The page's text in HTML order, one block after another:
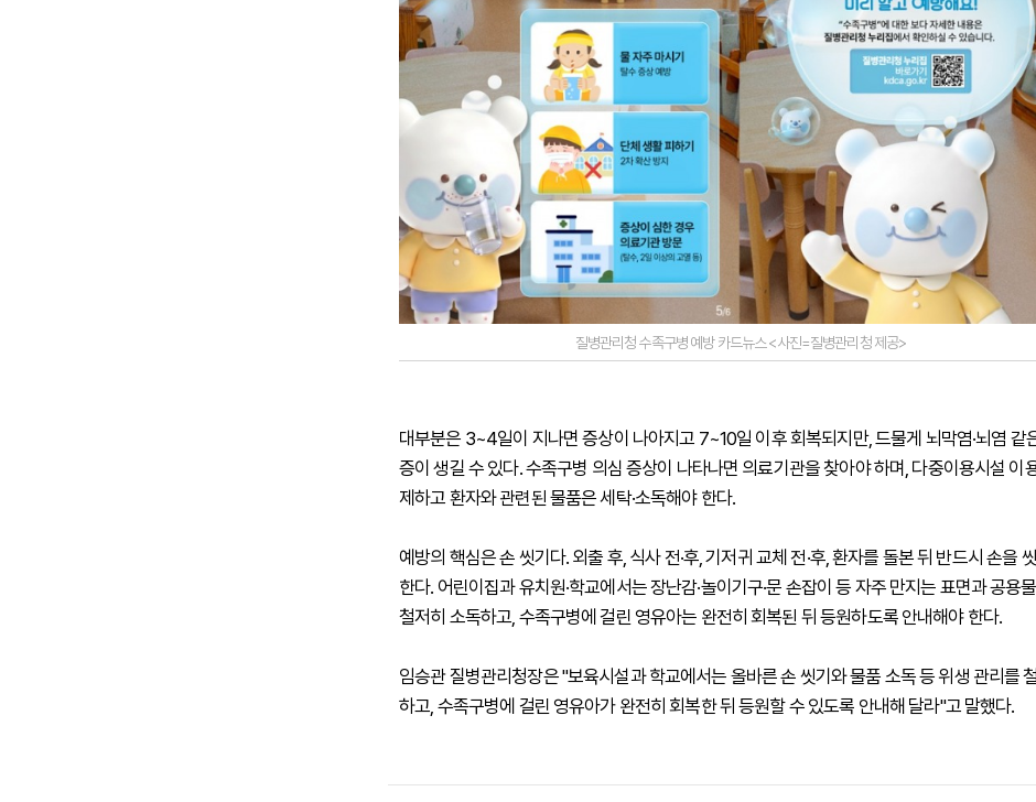
질병관리청 수족구병 예방 카드뉴스 <사진=질병관리청 제공>
대부분은 3~4일이 지나면 증상이 나아지고 7~10일 이후 회복되지만, 드물게 뇌막염·뇌염 같
증이 생길 수 있다. 수족구병 의심 증상이 나타나면 의료기관을 찾아야 하며, 다중이용시설 이
제하고 환자와 관련된 물품은 세탁·소독해야 한다.
예방의 핵심은 손 씻기다. 외출 후, 식사 전·후, 기저귀 교체 전·후, 환자를 돌본 뒤 반드시 손을
한다. 어린이집과 유치원·학교에서는 장난감·놀이기구·문 손잡이 등 자주 만지는 표면과 공용
철저히 소독하고, 수족구병에 걸린 영유아는 완전히 회복된 뒤 등원하도록 안내해야 한다.
임승관 질병관리청장은 "보육시설과 학교에서는 올바른 손 씻기와 물품 소독 등 위생 관리를
하고, 수족구병에 걸린 영유아가 완전히 회복한 뒤 등원할 수 있도록 안내해 달라"고 말했다.